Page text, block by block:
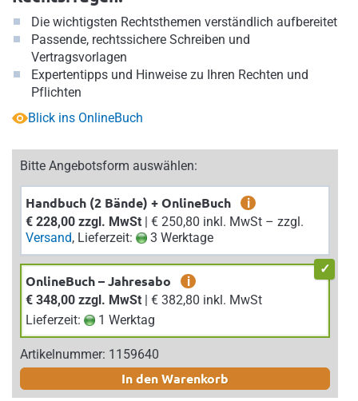
Die wichtigsten Rechtsthemen verständlich aufbereitet
Passende, rechtssichere Schreiben und
Vertragsvorlagen
Expertentipps und Hinweise zu Ihren Rechten und
Pflichten
Blick ins OnlineBuch
Bitte Angebotsform auswählen:
Handbuch (2 Bände) + OnlineBuch
i
€ 228,00 zzgl. MwSt
| € 250,80 inkl. MwSt – zzgl.
Versand, Lieferzeit: 3 Werktage
OnlineBuch – Jahresabo
i
€ 348,00 zzgl. MwSt
| € 382,80 inkl. MwSt
Lieferzeit:
1 Werktag
Artikelnummer: 1159640
In den Warenkorb